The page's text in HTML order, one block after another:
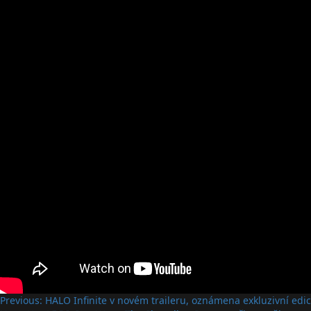
Post
Previous: HALO Infinite v novém traileru, oznámena exkluzivní